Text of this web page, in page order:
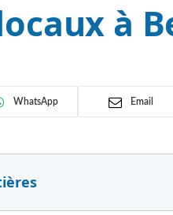
à
WhatsApp Email